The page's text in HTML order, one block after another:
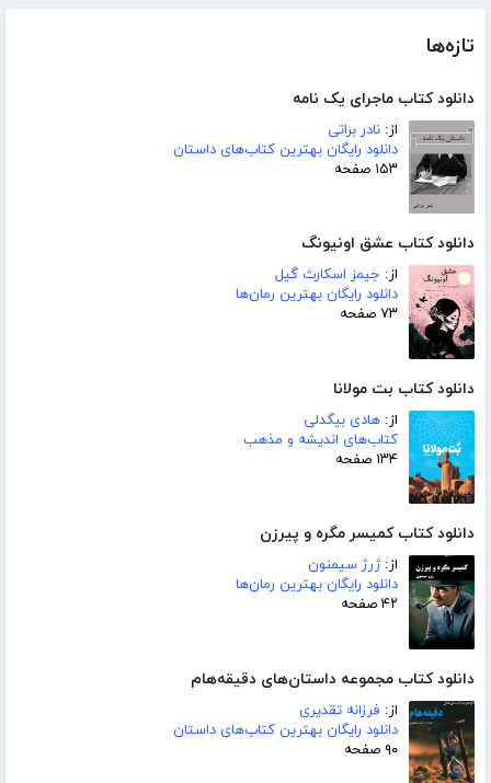
تازه‌ها
دانلود کتاب ماجرای یک نامه
از: نادر براتی
دانلود رایگان بهترین کتاب‌های داستان
۱۵۳ صفحه
دانلود کتاب عشق اونیونگ
از: جیمز اسکارث گیل
دانلود رایگان بهترین رمان‌ها
۷۳ صفحه
دانلود کتاب بت مولانا
از: هادی بیگدلی
کتاب‌های اندیشه و مذهب
۱۳۴ صفحه
دانلود کتاب کمیسر مگره و پیرزن
از:ژرژ سیمنون
دانلود رایگان بهترین رمان‌ها
۴۲ صفحه
دانلود کتاب مجموعه داستان‌های دقیقه‌هام
از: فرزانه تقدیری
دانلود رایگان بهترین کتاب‌های داستان
۹۰ صفحه